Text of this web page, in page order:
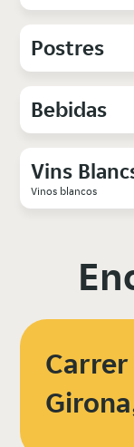
Postres
Bebidas
Vins
Vinos blancos